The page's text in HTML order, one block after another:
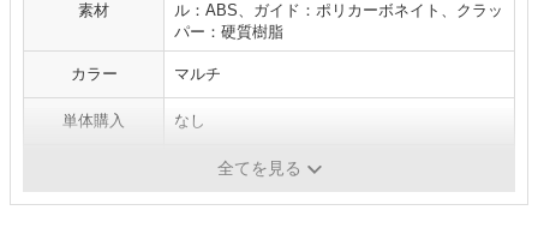
素材
ル：ABS、ガイド：ポリカーボネイト、クラッ
パー：硬質樹脂
カラー マルチ
単体購入 なし
全てを見る